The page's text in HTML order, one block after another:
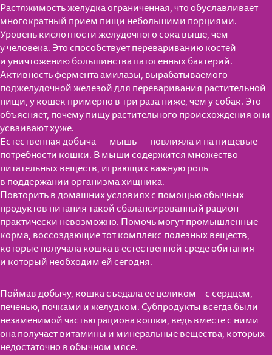
Растяжимость желудка ограниченная, что обуславливает
многократный прием пищи небольшими порциями.
Уровень кислотности желудочного сока выше, чем
у человека. Это способствует перевариванию костей
и уничтожению большинства патогенных бактерий.
Активность фермента амилазы, вырабатываемого
поджелудочной железой для переваривания растительной
пищи, у кошек примерно в три раза ниже, чем у собак. Это
объясняет, почему пищу растительного происхождения они
усваивают хуже.
Естественная добыча — мышь — повлияла и на пищевые
потребности кошки. В мыши содержится множество
питательных веществ, играющих важную роль
в поддержании организма хищника.
Повторить в домашних условиях с помощью обычных
продуктов питания такой сбалансированный рацион
практически невозможно. Помочь могут промышленные
корма, воссоздающие тот комплекс полезных веществ,
которые получала кошка в естественной среде обитания
и который необходим ей сегодня.
Поймав добычу, кошка съедала ее целиком − с сердцем,
печенью, почками и желудком. Субпродукты всегда были
незаменимой частью рациона кошки, ведь вместе с ними
она получает витамины и минеральные вещества, которых
недостаточно в обычном мясе.